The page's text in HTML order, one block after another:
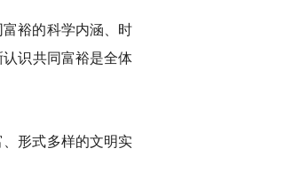
裕的科学内涵、时
识共同富裕是全体
形式多样的文明实